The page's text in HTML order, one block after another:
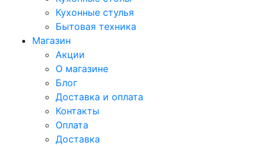
Кухонные стулья
Бытовая техника
Магазин
Акции
О магазине
Блог
Доставка и оплата
Контакты
Оплата
Доставка